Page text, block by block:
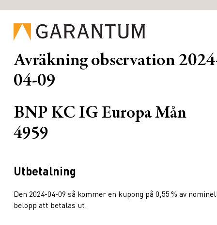
Avräkning observation
04-09
BNP KC IG Europa Mån
4959
Utbetalning
Den 2024-04-09 så kommer en kupong på 0,55 % av
belopp att betalas ut.